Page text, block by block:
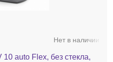
Нет в наличии
auto Flex, без стекла,